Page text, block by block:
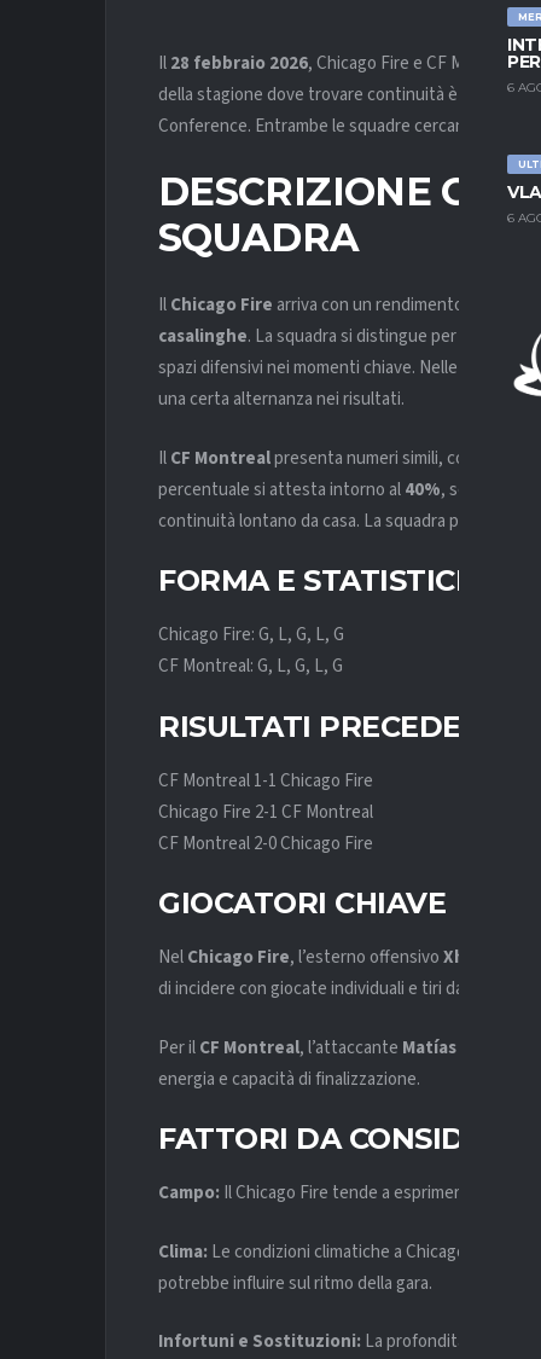
6
6
Il28 febbraio 2026, Chicago Fire e CF Montreal
della stagione dove trovare continuità è
Conference. Entrambe le squadre cercano punti
DESCRIZIONE
SQUADRA
IlChicago Fire arriva con un rendimento interno
casalinghe. La squadra si distingue per intensità
spazi difensivi nei momenti chiave. Nelle ultime
una certa alternanza nei risultati.
IlCF Montrealpresenta numeri simili, con il
percentuale si attesta intorno al40%, segnale di
continuità lontano da casa. La squadra punta su
FORMA E STATISTICHE
Chicago Fire: G, L, G, L, G
CF Montreal: G, L, G, L, G
RISULTATI PRECEDENTI
CF Montreal 1-1 Chicago Fire
Chicago Fire 2-1 CF Montreal
CF Montreal 2-0 Chicago Fire
GIOCATORI CHIAVE
NelChicago Fire, l’esterno offensivoXherdan
di incidere con giocate individuali e tiri dalla distanza.
Per ilCF Montreal, l’attaccante Matías Cóccaro
energia e capacità di finalizzazione.
FATTORI DA
Campo:Il Chicago Fire tende a esprimersi meglio
Clima:Le condizioni climatiche a Chicago a fine
potrebbe influire sul ritmo della gara.
Infortuni e Sostituzioni:La profondità delle